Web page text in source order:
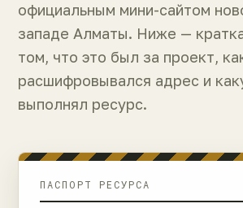
официальным мини-сайтом
западе Алматы. Ниже —
том, что это был за проект,
расшифровывался адрес и
выполнял ресурс.
ПАСПОРТ РЕСУРСА